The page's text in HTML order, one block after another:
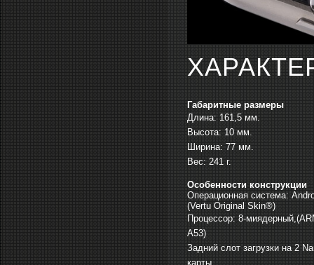
Габаритные размеры
Длина: 161,5 мм.
Высота: 10 мм.
Ширина: 77 мм.
Вес: 241 г.
Особенности конструкции
Операционная система:
(Vertu Original Skin®)
Процессор: 8-
A53)
Задний слот загрузки на 2
карты.